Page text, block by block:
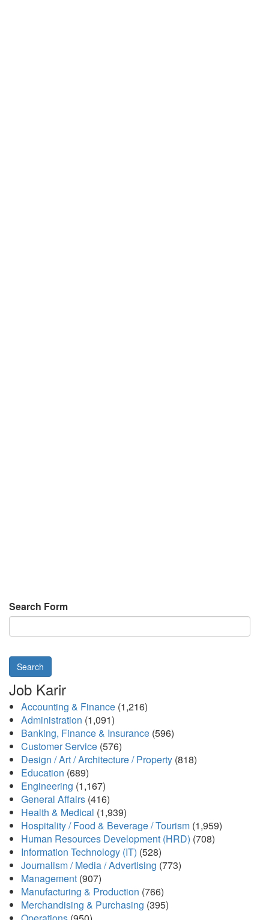
Search Form
Search
Job Karir
Accounting & Finance (1,216)
Administration (1,091)
Banking, Finance & Insurance (596)
Customer Service (576)
Design / Art / Architecture / Property (818)
Education (689)
Engineering (1,167)
General Affairs (416)
Health & Medical (1,939)
Hospitality / Food & Beverage / Tourism (1,959)
Human Resources Development (HRD) (708)
Information Technology (IT) (528)
Journalism / Media / Advertising (773)
Management (907)
Manufacturing & Production (766)
Merchandising & Purchasing (395)